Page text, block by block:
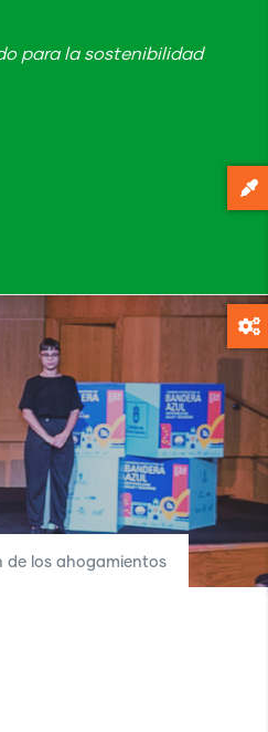
para la sostenibilidad
de los ahogamientos